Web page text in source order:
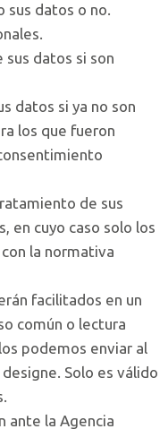
datos o no.
datos si son
datos si ya no son
los que fueron
de sus
en cuyo caso solo los
la normativa
facilitados en un
común o lectura
podemos enviar al
Solo es válido
ante la Agencia